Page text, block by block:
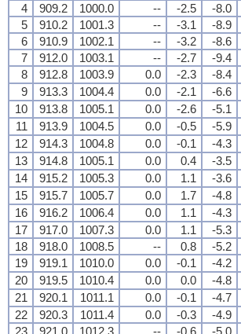
4
909.2 1000.0 -- -2.5 -8.0
5
910.2 1001.3 -- -3.1 -8.9
6
910.9 1002.1 -- -3.2 -8.6
7
912.0 1003.1 -- -2.7 -9.4
8
912.8 1003.9 0.0 -2.3 -8.4
9
913.3 1004.4 0.0 -2.1 -6.6
10
913.8 1005.1 0.0 -2.6 -5.1
11
913.9 1004.5 0.0 -0.5 -5.9
12
914.3 1004.8 0.0 -0.1 -4.3
13
914.8 1005.1 0.0 0.4 -3.5
14
915.2 1005.3 0.0 1.1 -3.6
15
915.7 1005.7 0.0 1.7 -4.8
16
916.2 1006.4 0.0 1.1 -4.3
17
917.0 1007.3 0.0 1.1 -5.3
18
918.0 1008.5 -- 0.8 -5.2
19
919.1 1010.0 0.0 -0.1 -4.2
20
919.5 1010.4 0.0 0.0 -4.8
21
920.1 1011.1 0.0 -0.1 -4.7
22
920.3 1011.4 0.0 -0.3 -4.9
23
921.0 1012.3 -- -0.6 -5.0